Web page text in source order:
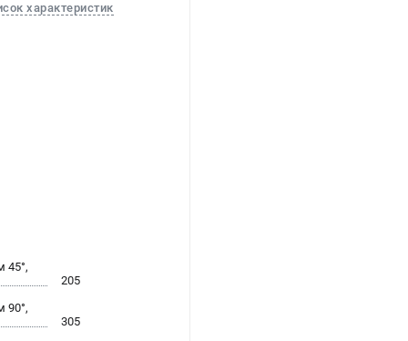
характеристик
45°,
205
90°,
305